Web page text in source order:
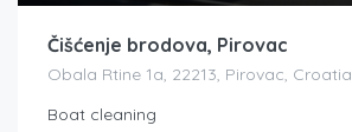
Čišćenje brodova, Pirovac
Obala Rtine 1a, 22213, Pirovac, Croatia
Boat cleaning